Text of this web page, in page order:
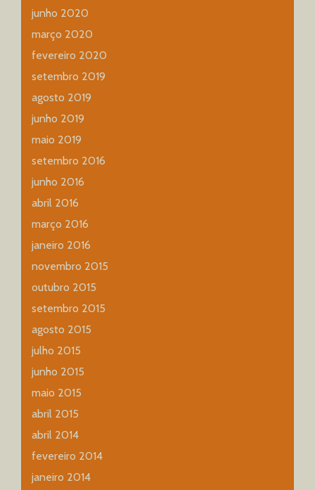
junho 2020
março 2020
fevereiro 2020
setembro 2019
agosto 2019
junho 2019
maio 2019
setembro 2016
junho 2016
abril 2016
março 2016
janeiro 2016
novembro 2015
outubro 2015
setembro 2015
agosto 2015
julho 2015
junho 2015
maio 2015
abril 2015
abril 2014
fevereiro 2014
janeiro 2014